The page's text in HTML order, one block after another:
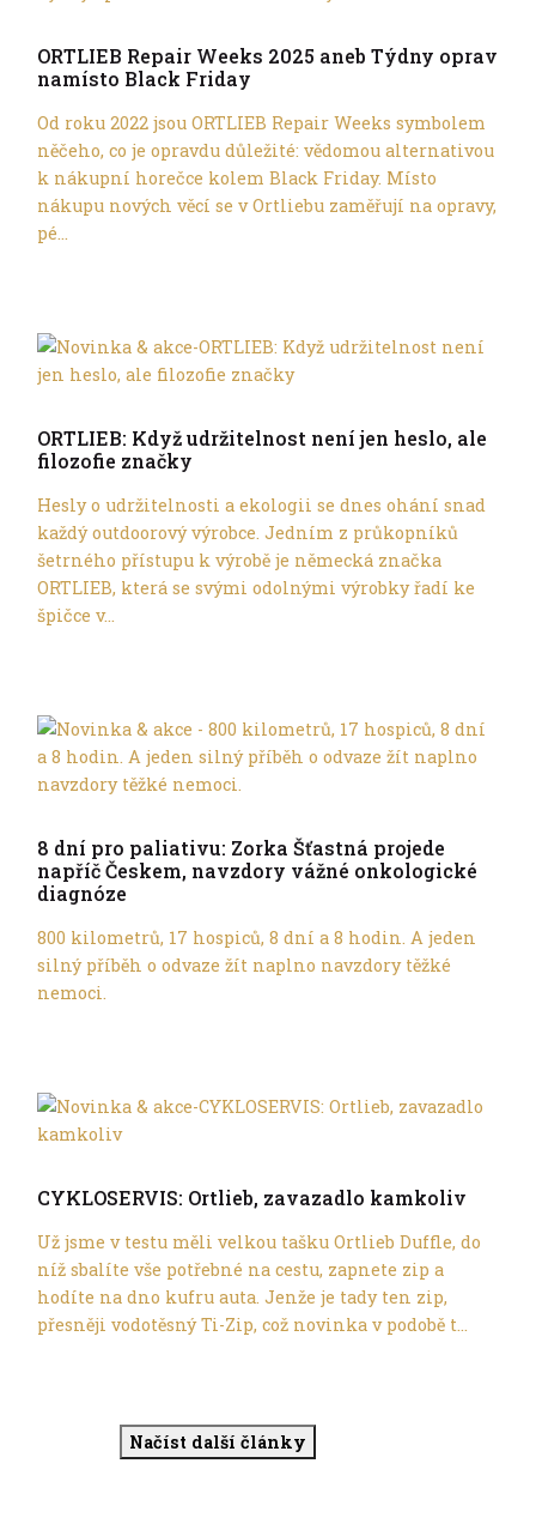
ORTLIEB Repair Weeks 2025 aneb Týdny oprav
namísto Black Friday
Od roku 2022 jsou ORTLIEB Repair Weeks symbolem
něčeho, co je opravdu důležité: vědomou alternativou
k nákupní horečce kolem Black Friday. Místo
nákupu nových věcí se v Ortliebu zaměřují na opravy,
pé...
ORTLIEB: Když udržitelnost není jen heslo, ale
filozofie značky
Hesly o udržitelnosti a ekologii se dnes ohání snad
každý outdoorový výrobce. Jedním z průkopníků
šetrného přístupu k výrobě je německá značka
ORTLIEB, která se svými odolnými výrobky řadí ke
špičce v...
8 dní pro paliativu: Zorka Šťastná projede
napříč Českem, navzdory vážné onkologické
diagnóze
800 kilometrů, 17 hospiců, 8 dní a 8 hodin. A jeden
silný příběh o odvaze žít naplno navzdory těžké
nemoci.
CYKLOSERVIS: Ortlieb, zavazadlo kamkoliv
Už jsme v testu měli velkou tašku Ortlieb Duffle, do
níž sbalíte vše potřebné na cestu, zapnete zip a
hodíte na dno kufru auta. Jenže je tady ten zip,
přesněji vodotěsný Ti-Zip, což novinka v podobě t...
Načíst další články